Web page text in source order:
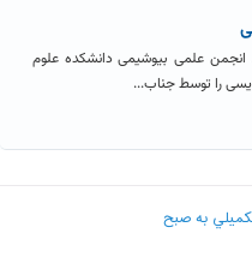
انجمن علمی بیوشیمی دانشکده علوم
نویسی را توسط جناب...
به صبح